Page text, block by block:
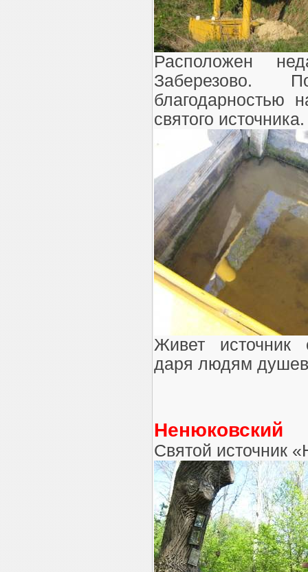
Расположен
благодарностью
святого источника.
Живет источник
даря людям
Ненюковский
Святой источник